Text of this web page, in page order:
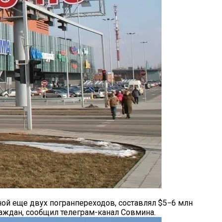
еще двух погранпереходов, составлял $5−6 млн
сообщил телеграм-канал Совмина.